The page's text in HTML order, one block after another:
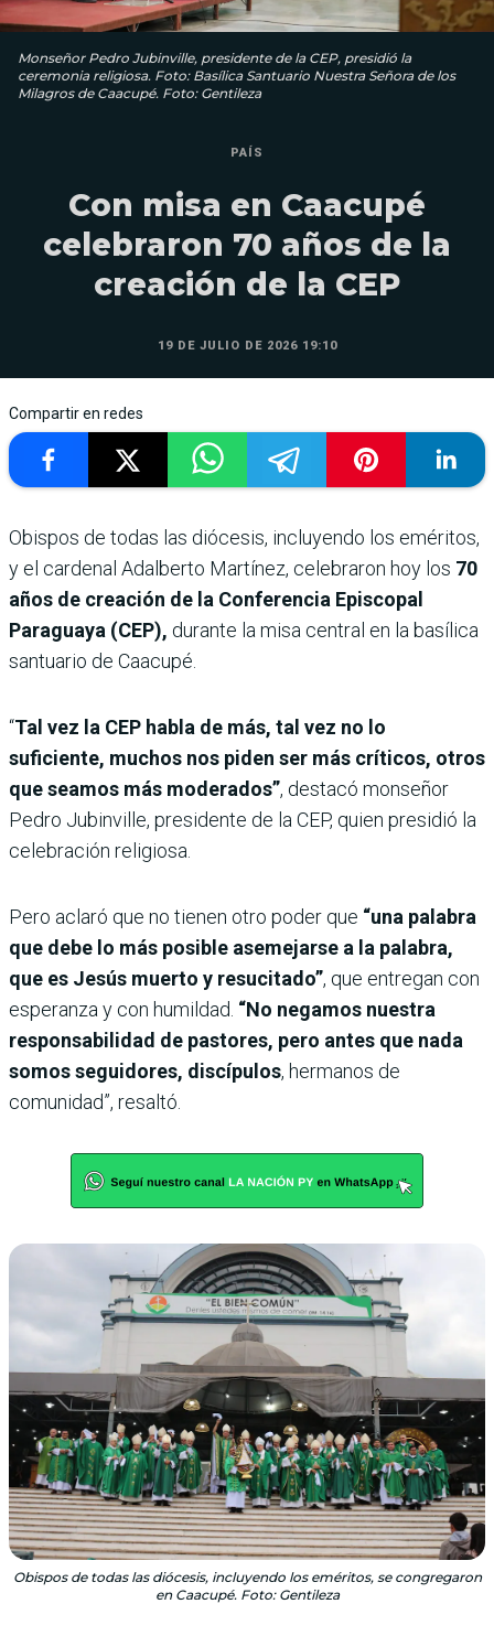
Monseñor Pedro Jubinville, presidente de la CEP, presidió la
ceremonia religiosa. Foto: Basílica Santuario Nuestra Señora de los
Milagros de Caacupé. Foto: Gentileza
PAÍS
Con misa en Caacupé
celebraron 70 años de la
creación de la CEP
19 DE JULIO DE 2026 19:10
Compartir en redes
Obispos de todas las diócesis, incluyendo los eméritos,
y el cardenal Adalberto Martínez, celebraron hoy los 70
años de creación de la Conferencia Episcopal
Paraguaya (CEP), durante la misa central en la basílica
santuario de Caacupé.
“Tal vez la CEP habla de más, tal vez no lo
suficiente, muchos nos piden ser más críticos, otros
que seamos más moderados”, destacó monseñor
Pedro Jubinville, presidente de la CEP, quien presidió la
celebración religiosa.
Pero aclaró que no tienen otro poder que “una palabra
que debe lo más posible asemejarse a la palabra,
que es Jesús muerto y resucitado”, que entregan con
esperanza y con humildad. “No negamos nuestra
responsabilidad de pastores, pero antes que nada
somos seguidores, discípulos, hermanos de
comunidad”, resaltó.
Obispos de todas las diócesis, incluyendo los eméritos, se congregaron
en Caacupé. Foto: Gentileza